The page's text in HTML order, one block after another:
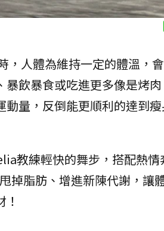
，人體為維持一定的體溫，
飲暴食或吃進更多像是烤
量，反倒能更順利的達到
教練輕快的舞步，搭配熱情
掉脂肪、增進新陳代謝，讓